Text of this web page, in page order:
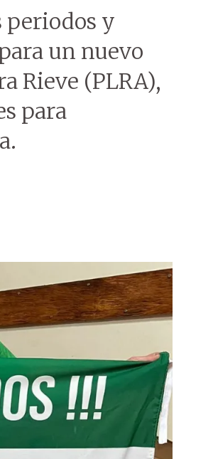
periodos y
un nuevo
Rieve (PLRA),
para